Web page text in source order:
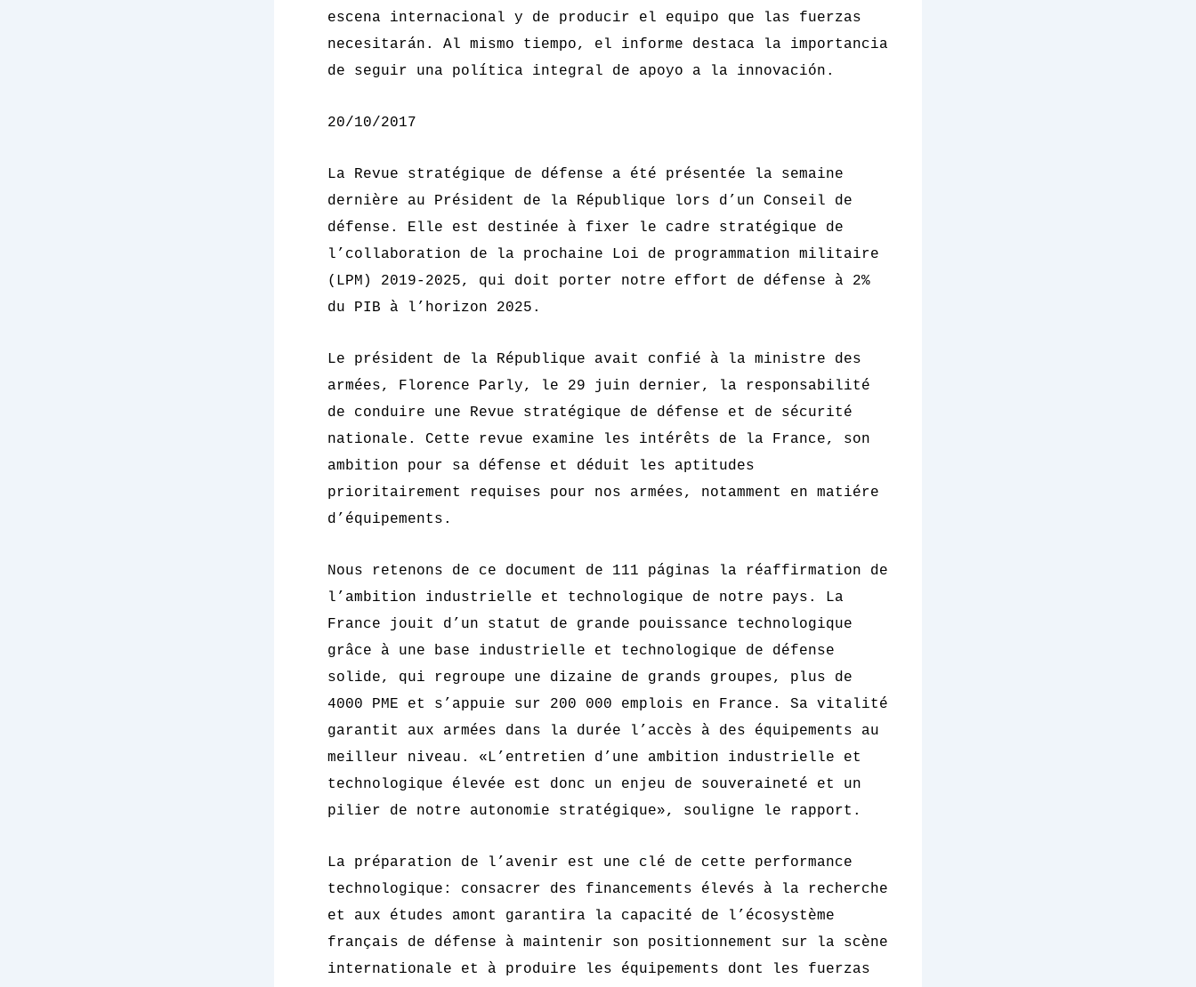
escena internacional y de producir el equipo que las fuerzas
necesitarán. Al mismo tiempo, el informe destaca la importancia
de seguir una política integral de apoyo a la innovación.
20/10/2017
La Revue stratégique de défense a été présentée la semaine
dernière au Président de la République lors d’un Conseil de
défense. Elle est destinée à fixer le cadre stratégique de
l’collaboration de la prochaine Loi de programmation militaire
(LPM) 2019-2025, qui doit porter notre effort de défense à 2%
du PIB à l’horizon 2025.
Le président de la République avait confié à la ministre des
armées, Florence Parly, le 29 juin dernier, la responsabilité
de conduire une Revue stratégique de défense et de sécurité
nationale. Cette revue examine les intérêts de la France, son
ambition pour sa défense et déduit les aptitudes
prioritairement requises pour nos armées, notamment en matiére
d’équipements.
Nous retenons de ce document de 111 páginas la réaffirmation de
l’ambition industrielle et technologique de notre pays. La
France jouit d’un statut de grande pouissance technologique
grâce à une base industrielle et technologique de défense
solide, qui regroupe une dizaine de grands groupes, plus de
4000 PME et s’appuie sur 200 000 emplois en France. Sa vitalité
garantit aux armées dans la durée l’accès à des équipements au
meilleur niveau. «L’entretien d’une ambition industrielle et
technologique élevée est donc un enjeu de souveraineté et un
pilier de notre autonomie stratégique», souligne le rapport.
La préparation de l’avenir est une clé de cette performance
technologique: consacrer des financements élevés à la recherche
et aux études amont garantira la capacité de l’écosystème
français de défense à maintenir son positionnement sur la scène
internationale et à produire les équipements dont les fuerzas